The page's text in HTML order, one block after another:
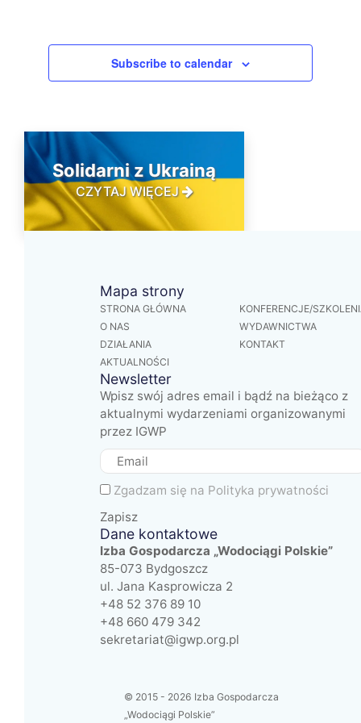
Subscribe to calendar
Solidarni z Ukrainą
CZYTAJ WIĘCEJ
Mapa strony
STRONA GŁÓWNA
O NAS
DZIAŁANIA
AKTUALNOŚCI
KONFERENCJE/
WYDAWNICTWA
KONTAKT
Newsletter
Wpisz swój adres email i bądź na bieżąco z
aktualnymi wydarzeniami organizowanymi
przez IGWP
Zgadzam się na Polityka prywatności
Zapisz
Dane kontaktowe
Izba Gospodarcza „Wodociągi Polskie”
85-073 Bydgoszcz
ul. Jana Kasprowicza 2
+48 52 376 89 10
+48 660 479 342
sekretariat@igwp.org.pl
© 2015 - 2026 Izba Gospodarcza
„Wodociągi Polskie”